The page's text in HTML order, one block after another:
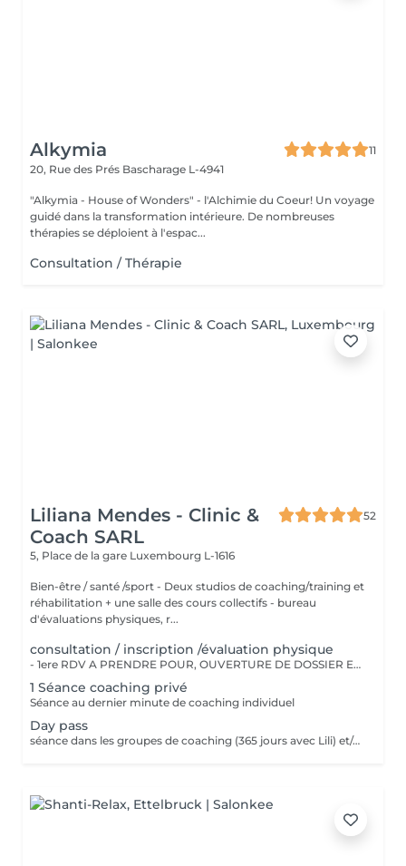
Alkymia
11
20, Rue des Prés Bascharage L-4941
"Alkymia - House of Wonders" - l'Alchimie du Coeur! Un voyage
guidé dans la transformation intérieure. De nombreuses
thérapies se déploient à l'espac...
Consultation / Thérapie
Liliana Mendes - Clinic &
Coach SARL
52
5, Place de la gare Luxembourg L-1616
Bien-être / santé /sport - Deux studios de coaching/training et
réhabilitation + une salle des cours collectifs - bureau
d'évaluations physiques, r...
consultation / inscription /évaluation physique
- 1ere RDV A PRENDRE POUR, OUVERTURE DE DOSSIER ET EXPLICATIONS/CONSEILS - INSCRIPTION CHEZ LILIANA MENDES CLINIC & COACH - EVALUATION PHYSIQUE ET ANAMENSE - ON PAYE UNE SEULE FOIS!!
1 Séance coaching privé
Séance au dernier minute de coaching individuel
Day pass
séance dans les groupes de coaching (365 jours avec Lili) et/ou cours collectifs Pas valable pour coaching privé !!!! Day pass